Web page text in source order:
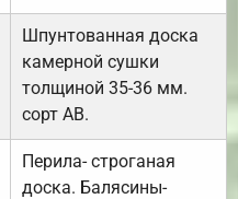
Шпунтованная доска
камерной сушки
толщиной 35-36 мм.
сорт АВ.
Перила- строганая
доска. Балясины-